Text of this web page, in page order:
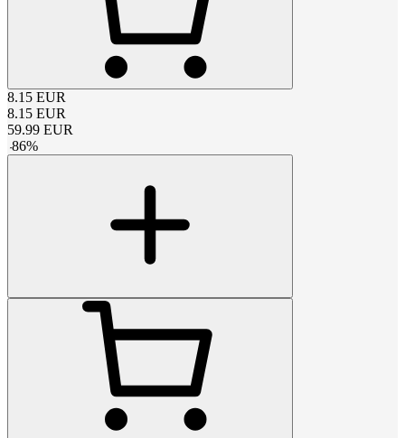
8.15 EUR
8.15 EUR
59.99 EUR
-86%